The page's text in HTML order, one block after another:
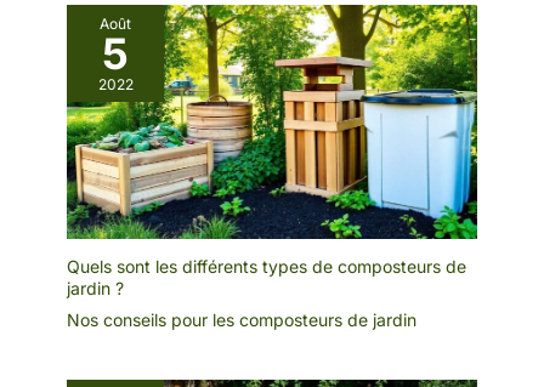
Août
5
2022
Quels sont les différents types de composteurs de
jardin ?
Nos conseils pour les composteurs de jardin